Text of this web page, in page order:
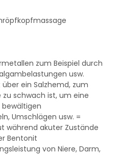
zum Beispiel durch
usw.
ein Salzhemd, zum
zu schwach ist, um eine
Umschlägen usw. =
während akuter Zustände
Bentonit
von Niere, Darm,